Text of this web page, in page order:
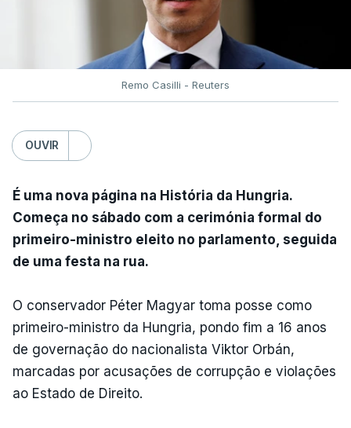
Remo Casilli - Reuters
OUVIR
É uma nova página na História da Hungria.
Começa no sábado com a cerimónia formal do
primeiro-ministro eleito no parlamento, seguida
de uma festa na rua.
O conservador Péter Magyar toma posse como
primeiro-ministro da Hungria, pondo fim a 16 anos
de governação do nacionalista Viktor Orbán,
marcadas por acusações de corrupção e violações
ao Estado de Direito.